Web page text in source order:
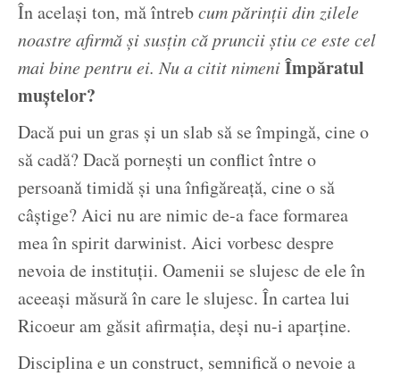
În același ton, mă întrebcum părinții din zilele
noastre afirmă și susțin că pruncii știu ce este cel
mai bine pentru ei. Nu a citit nimeniÎmpăratul
muștelor?
Dacă pui un gras și un slab să se împingă, cine o
să cadă? Dacă pornești un conflict între o
persoană timidă și una înfigăreață, cine o să
câștige? Aici nu are nimic de-a face formarea
mea în spirit darwinist. Aici vorbesc despre
nevoia de instituții. Oamenii se slujesc de ele în
aceeași măsură în care le slujesc. În cartea lui
Ricoeur am găsit afirmația, deși nu-i aparține.
Disciplina e un construct, semnifică o nevoie a